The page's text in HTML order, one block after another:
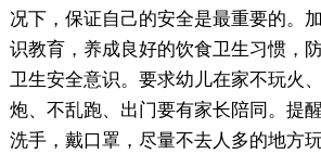
况下，保证自己的安全是最重要的。
识教育，养成良好的饮食卫生习惯，
卫生安全意识。要求幼儿在家不玩火
炮、不乱跑、出门要有家长陪同。提
洗手，戴口罩，尽量不去人多的地方